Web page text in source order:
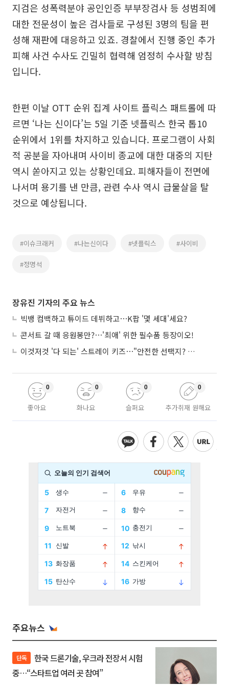
지검은 성폭력분야 공인인증 부부장검사 등 성범죄에
대한 전문성이 높은 검사들로 구성된 3명의 팀을 편
성해 재판에 대응하고 있죠. 경찰에서 진행 중인 추가
피해 사건 수사도 긴밀히 협력해 엄정히 수사할 방침
입니다.
한편 이날 OTT 순위 집계 사이트 플릭스 패트롤에 따
르면 ‘나는 신이다’는 5일 기준 넷플릭스 한국 톱10
순위에서 1위를 차지하고 있습니다. 프로그램이 사회
적 공분을 자아내며 사이비 종교에 대한 대중의 지탄
역시 쏟아지고 있는 상황인데요. 피해자들이 전면에
나서며 용기를 낸 만큼, 관련 수사 역시 급물살을 탈
것으로 예상됩니다.
#이슈크래커 #나는신이다 #넷플릭스 #사이비
#정명석
장유진 기자의 주요 뉴스
빅뱅 컴백하고 튜이드 데뷔하고⋯K팝 '몇 세대'세요?
콘서트 갈 때 응원봉만?⋯'최애' 위한 필수품 등장이오!
이것저것 '다 되는' 스트레이 키즈⋯"안전한 선택지? 도전이 재밌죠"
좋아요
0
화나요
0
슬퍼요
0
추가취재 원해요
0
주요뉴스
단독
중…“스타트업 여러 곳 참여”